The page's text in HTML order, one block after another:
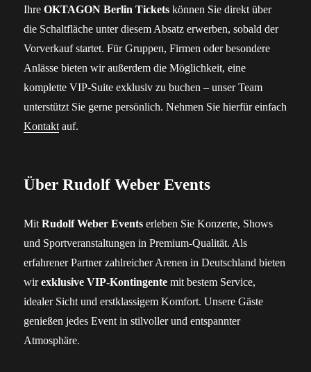
IhreOKTAGON Berlin Tickets können Sie direkt über
die Schaltfläche unter diesem Absatz erwerben, sobald der
Vorverkauf startet. Für Gruppen, Firmen oder besondere
Anlässe bieten wir außerdem die Möglichkeit, eine
komplette VIP-Suite exklusiv zu buchen – unser Team
unterstützt Sie gerne persönlich. Nehmen Sie hierfür einfach
Kontakt auf.
Über Rudolf Weber Events
MitRudolf Weber Events erleben Sie Konzerte, Shows
und Sportveranstaltungen in Premium-Qualität. Als
erfahrener Partner zahlreicher Arenen in Deutschland bieten
wirexklusive VIP-Kontingente mit bestem Service,
idealer Sicht und erstklassigem Komfort. Unsere Gäste
genießen jedes Event in stilvoller und entspannter
Atmosphäre.